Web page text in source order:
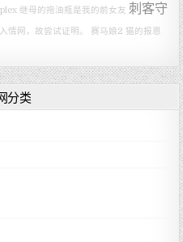
继母的拖油瓶是我的前女友 刺客守
情网，故尝试证明。 赛马娘2 猫的报恩
分类